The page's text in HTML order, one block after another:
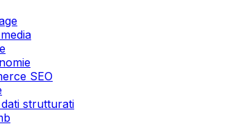
SEO
strutturati